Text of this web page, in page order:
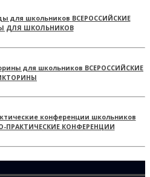
ВСЕРОССИЙСКИЕ
ДЛЯ ШКОЛЬНИКОВ
ВСЕРОССИЙСКИЕ
ПРАКТИЧЕСКИЕ КОНФЕРЕНЦИИ